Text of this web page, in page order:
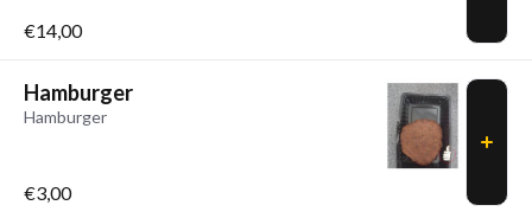
€14,00
Hamburger
Hamburger
€3,00